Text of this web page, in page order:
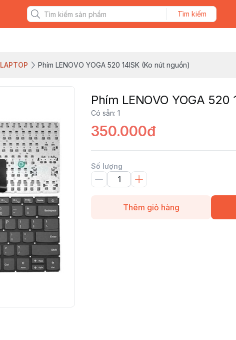
Tìm kiếm
Phím LENOVO YOGA 520 14ISK (Ko nút nguồn)
Phím LENOVO YOGA
Có sẵn: 1
350.000đ
Số lượng
Thêm giỏ hàng